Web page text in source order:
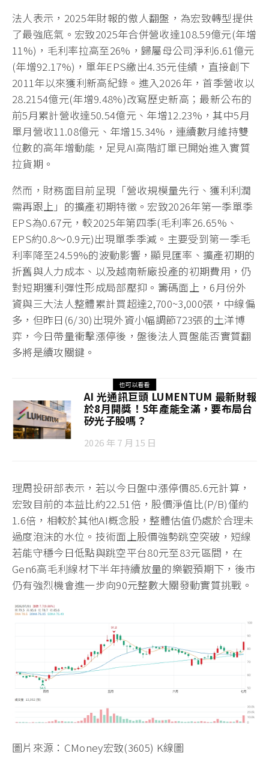
法人表示，2025年財報的傲人翻盤，為宏致轉型提供
了最強底氣。宏致2025年合併營收達108.59億元(年增
11%)，毛利率拉高至26%，歸屬母公司淨利6.61億元
(年增92.17%)，單年EPS繳出4.35元佳績，直接創下
2011年以來獲利新高紀錄。進入2026年，首季營收以
28.2154億元(年增9.48%)改寫歷史新高；最新公布的
前5月累計營收達50.54億元、年增12.23%，其中5月
單月營收11.08億元、年增15.34%，連續數月維持雙
位數的高年增動能，足見AI高階訂單已開始進入實質
拉貨期。
然而，財務面目前呈現「營收規模量先行、獲利利潤
需再跟上」的擴產初期特徵。宏致2026年第一季單季
EPS為0.67元，較2025年第四季(毛利率26.65%、
EPS約0.8～0.9元)出現單季季減。主要受到第一季毛
利率降至24.59%的波動影響，顯見匯率、擴產初期的
折舊與人力成本、以及越南新廠投產的初期費用，仍
對短期獲利彈性形成局部壓抑。籌碼面上，6月份外
資與三大法人整體累計買超達2,700~3,000張，中線偏
多，但昨日(6/30)出現外資小幅調節723張的土洋博
弈，今日帶量衝擊漲停後，盤後法人買盤能否實質翻
多將是續攻關鍵。
也可以看看
AI 光通訊巨頭 LUMENTUM 最新財報
於8月開獎！5年產能全滿，要布局台
矽光子股嗎？
2026 年 7 月 15 日
理周投研部表示，若以今日盤中漲停價85.6元計算，
宏致目前的本益比約22.51倍，股價淨值比(P/B)僅約
1.6倍，相較於其他AI概念股，整體估值仍處於合理未
過度泡沫的水位。技術面上股價強勢跳空突破，短線
若能守穩今日低點與跳空平台80元至83元區間，在
Gen6高毛利線材下半年持續放量的樂觀預期下，後市
仍有強烈機會進一步向90元整數大關發動實質挑戰。
圖片來源：CMoney宏致(3605) K線圖